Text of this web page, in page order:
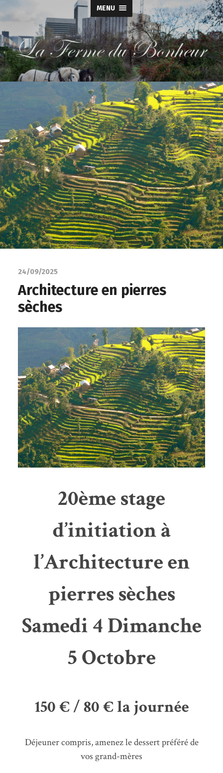
MENU
La
Ferme
du
Bonheur
24/09/2025
Architecture en pierres
sèches
20ème stage
d’initiation à
l’Architecture en
pierres sèches
Samedi 4 Dimanche
5 Octobre
150 € / 80 € la journée
Déjeuner compris, amenez le dessert préféré de
vos grand-mères